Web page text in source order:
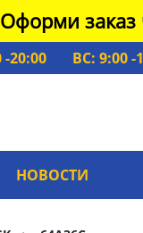
Оформи заказ
20:00
ВС: 9:00 -
НОВОСТИ